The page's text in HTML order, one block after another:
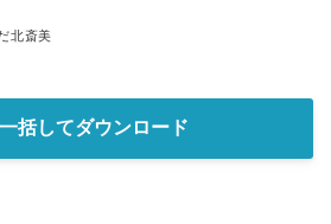
北斎美
括してダウンロード